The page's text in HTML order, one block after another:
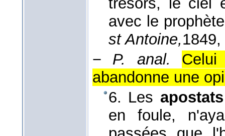
avec le
st Antoine,1849,
− P. anal.
abandonne une
6. Les apostats
en foule,